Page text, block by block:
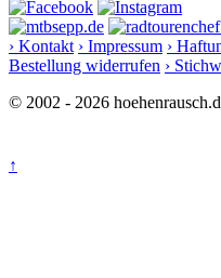
› Kontakt › Impressum ›
Bestellung widerrufen ›
© 2002 - 2026
↑